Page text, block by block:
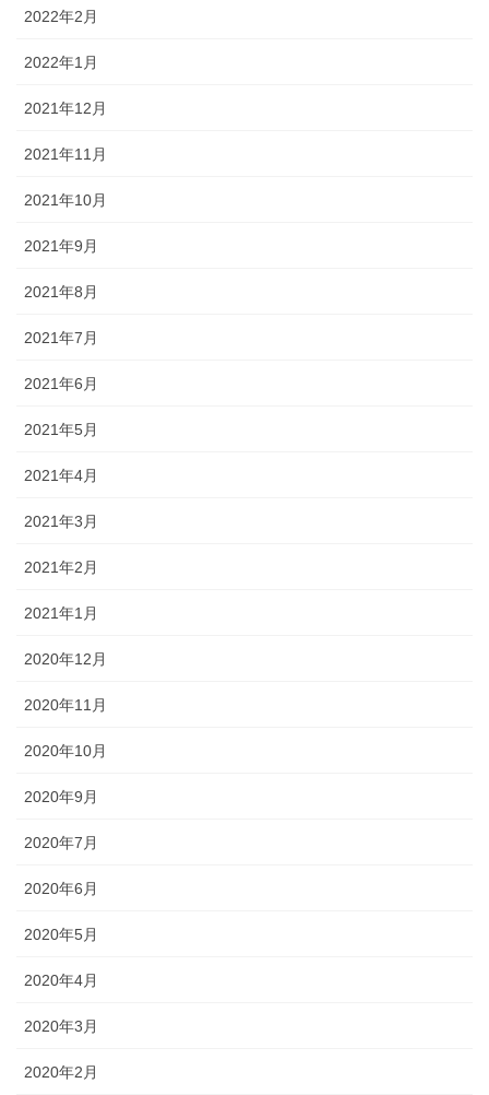
2022年2月
2022年1月
2021年12月
2021年11月
2021年10月
2021年9月
2021年8月
2021年7月
2021年6月
2021年5月
2021年4月
2021年3月
2021年2月
2021年1月
2020年12月
2020年11月
2020年10月
2020年9月
2020年7月
2020年6月
2020年5月
2020年4月
2020年3月
2020年2月